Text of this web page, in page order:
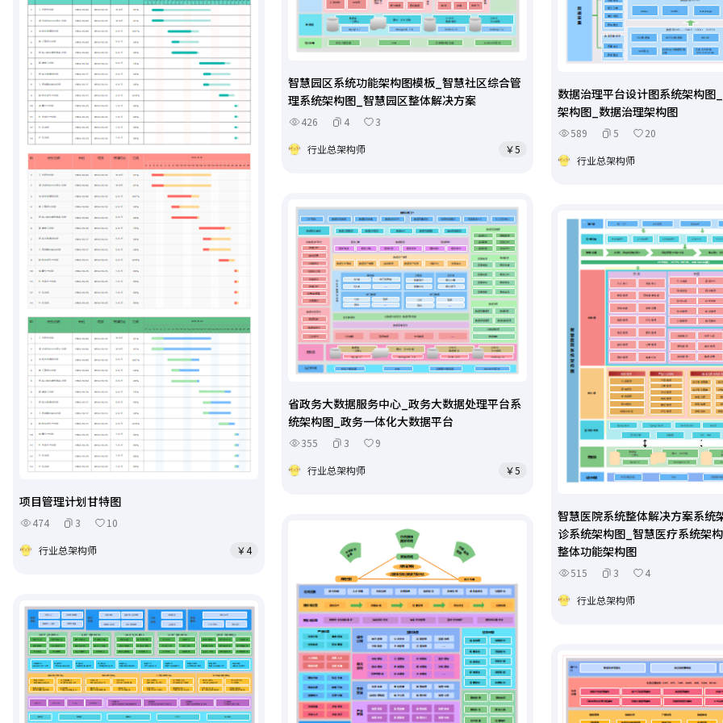
数据治理平台设计图系统架构图
架构图_数据治理架构图
589 5
20
行业总架构师
智慧园区系统功能架构图模板_智慧社区综合管
理系统架构图_智慧园区整体解决方案
426 4
3
行业总架构师
￥5
项目管理计划甘特图
474 3
10
行业总架构师
￥4
省政务大数据服务中心_政务大数据处理平台系
统架构图_政务一体化大数据平台
355 3
9
行业总架构师
￥5
智慧医院系统整体解决方案系统
诊系统架构图_智慧医疗系统架
整体功能架构图
515 3
4
行业总架构师